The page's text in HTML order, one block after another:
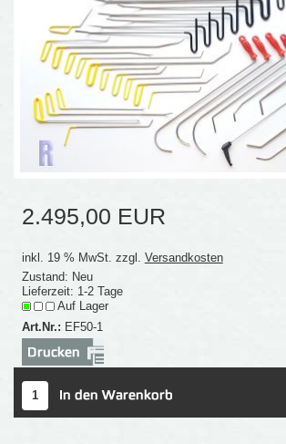
2.495,00 EUR
inkl. 19 % MwSt. zzgl. Versandkosten
Zustand: Neu
Lieferzeit: 1-2 Tage
Auf Lager
Art.Nr.: EF50-1